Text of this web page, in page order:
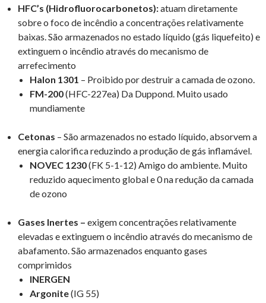
HFC’s (Hidrofluorocarbonetos):atuam diretamente
sobre o foco de incêndio a concentrações relativamente
baixas. São armazenados no estado líquido (gás liquefeito) e
extinguem o incêndio através do mecanismo de
arrefecimento
Halon 1301 – Proibido por destruir a camada de ozono.
FM-200(HFC-227ea) Da Duppond. Muito usado
mundiamente
Cetonas – São armazenados no estado líquido, absorvem a
energia calorifica reduzindo a produção de gás inflamável.
NOVEC 1230(FK 5-1-12) Amigo do ambiente. Muito
reduzido aquecimento global e 0 na redução da camada
de ozono
Gases Inertes – exigem concentrações relativamente
elevadas e extinguem o incêndio através do mecanismo de
abafamento. São armazenados enquanto gases
comprimidos
INERGEN
Argonite(IG 55)